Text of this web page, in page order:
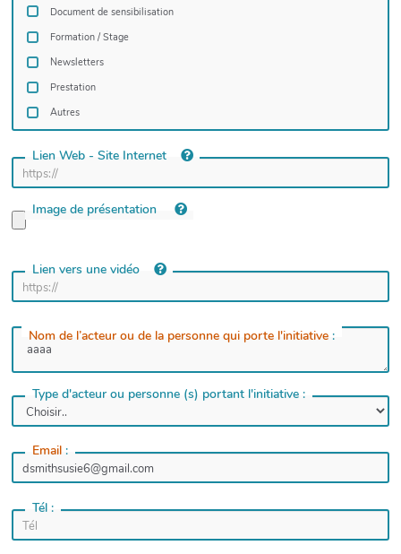
Document de sensibilisation
Formation / Stage
Newsletters
Prestation
Autres
Lien Web - Site Internet
Image de présentation
Lien vers une vidéo
Nom de l’acteur ou de la personne qui porte l'initiative:
Type d'acteur ou personne (s) portant l'initiative :
Email :
Tél :